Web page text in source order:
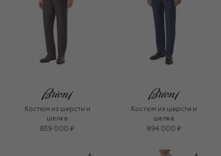
Костюм из шерсти и
шелка
839 000 ₽
Костюм из шерсти и
шелка
894 000 ₽